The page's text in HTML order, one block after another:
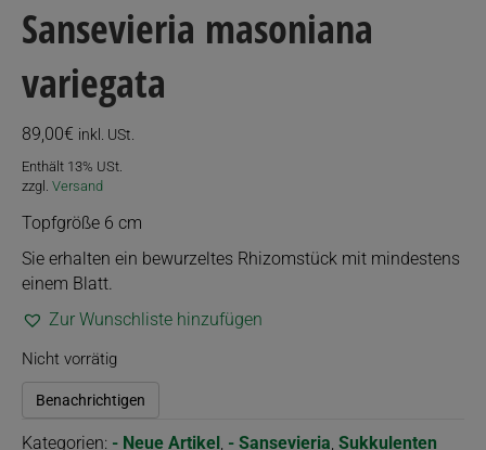
Sansevieria masoniana
variegata
89,00€ inkl. USt.
Enthält 13% USt.
zzgl. Versand
Topfgröße 6 cm
Sie erhalten ein bewurzeltes Rhizomstück mit mindestens
einem Blatt.
Zur Wunschliste hinzufügen
Nicht vorrätig
Benachrichtigen
Kategorien: - Neue Artikel, - Sansevieria, Sukkulenten